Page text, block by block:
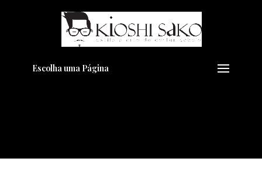
Escolha uma Página
Pensando em transformar seu
Visual??